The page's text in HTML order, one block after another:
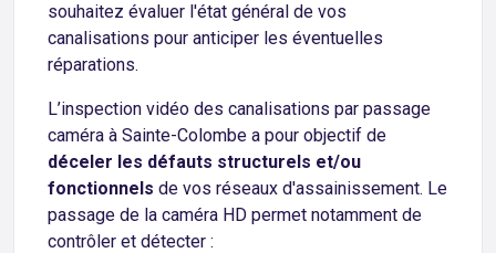
souhaitez évaluer l'état général de vos
canalisations pour anticiper les éventuelles
réparations.
L’inspection vidéo des canalisations par passage
caméra à Sainte-Colombe a pour objectif de
déceler les défauts structurels et/ou
fonctionnels de vos réseaux d'assainissement. Le
passage de la caméra HD permet notamment de
contrôler et détecter :